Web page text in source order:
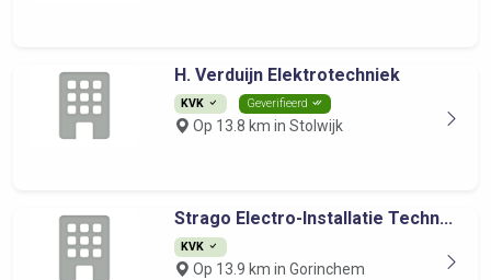
H. Verduijn Elektrotechniek
KVK Geverifieerd
Op 13.8 km in Stolwijk
Strago Electro-Installatie Techn...
KVK
Op 13.9 km in Gorinchem